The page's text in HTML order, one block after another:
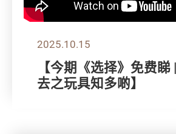
2025.10.15
【今期《选择》免费
去之玩具知多啲】